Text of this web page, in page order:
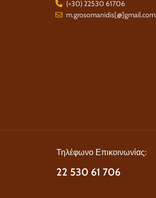
(+30) 22530 61706
m.grosomanidis[@]gmail.com
Τηλέφωνο Επικοινωνίας:
22 530 61 706